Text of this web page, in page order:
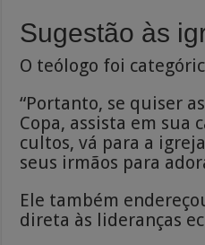
Sugestão às
O teólogo foi
“Portanto, se quiser
Copa, assista em sua
cultos, vá para a
seus irmãos para
Ele também
direta às lideranças